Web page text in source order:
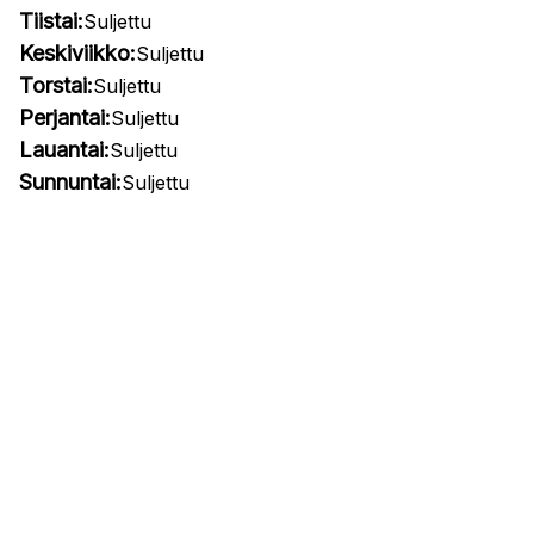
Tiistai:Suljettu
Keskiviikko:Suljettu
Torstai:Suljettu
Perjantai:Suljettu
Lauantai:Suljettu
Sunnuntai:Suljettu